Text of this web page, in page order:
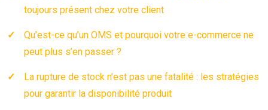
toujours présent chez votre client
Qu’est-ce qu’un OMS et pourquoi votre e-commerce ne
peut plus s’en passer ?
La rupture de stock n’est pas une fatalité : les stratégies
pour garantir la disponibilité produit